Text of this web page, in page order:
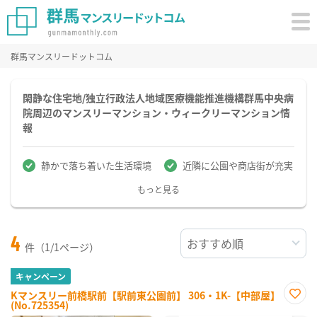
群馬マンスリードットコム
閑静な住宅地/独立行政法人地域医療機能推進機構群馬中央病
院周辺のマンスリーマンション・ウィークリーマンション情
報
静かで落ち着いた生活環境 近隣に公園や商店街が充実
もっと見る
4 件（1/1ページ）
キャンペーン
Kマンスリー前橋駅前【駅前東公園前】 306・1K-【中部屋】
(No.725354)